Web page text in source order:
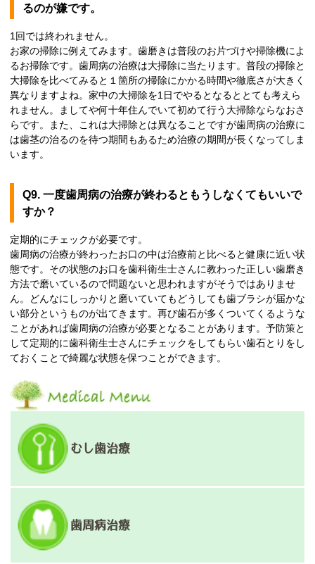
るのが嫌です。
1回では終われません。
お家の掃除に例えてみます。歯磨きは普段のお片づけや掃除機によ
るお掃除です。歯周病の治療は大掃除に当たります。普段の掃除と
大掃除を比べてみると１箇所の掃除にかかる時間や徹底さが大きく
異なりますよね。家中の大掃除を1日でやるとなるととても考えら
れません。ましてや何十年住んでいて初めて行う大掃除ならなおさ
らです。また、これは大掃除とは異なることですが歯周病の治療に
は歯茎の治るのを待つ期間もあるため治療の期間が長くなってしま
います。
Q9. 一度歯周病の治療が終わるともうしなくてもいいで
すか？
定期的にチェックが必要です。
歯周病の治療が終わったお口の中は治療前と比べると健康に近い状
態です。その状態のお口を歯科衛生士さんに教わった正しい歯磨き
方法で磨いているので問題ないと思われますがそうではありませ
ん。どんなにしっかりと磨いていてもどうしても歯ブラシが届かな
い部分というものが出てきます。再び歯石が多くついてくるような
ことがあれば歯周病の治療が必要となることがあります。予防策と
して定期的に歯科衛生士さんにチェックをしてもらい歯石とりをし
ておくことで綺麗な状態を保つことができます。
むし歯治療
歯周病治療